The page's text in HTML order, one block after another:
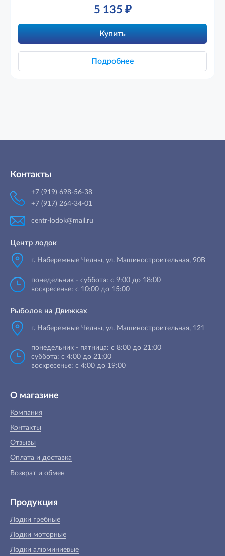
5 135 ₽
Купить
Подробнее
Контакты
+7 (919) 698-56-38
+7 (917) 264-34-01
centr-lodok@mail.ru
Центр лодок
г. Набережные Челны, ул. Машиностроительная, 90B
понедельник - суббота: с 9:00 до 18:00
воскресенье: с 10:00 до 15:00
Рыболов на Движках
г. Набережные Челны, ул. Машиностроительная, 121
понедельник - пятница: с 8:00 до 21:00
суббота: с 4:00 до 21:00
воскресенье: с 4:00 до 19:00
О магазине
Компания
Контакты
Отзывы
Оплата и доставка
Возврат и обмен
Продукция
Лодки гребные
Лодки моторные
Лодки алюминиевые